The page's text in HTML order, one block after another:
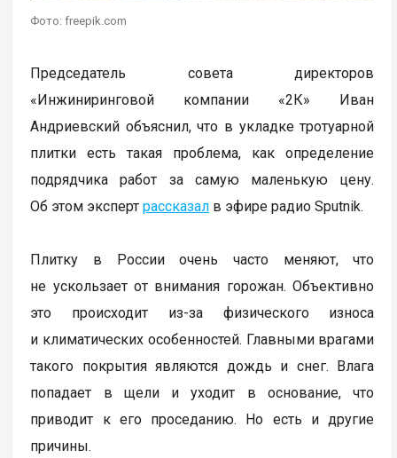
Фото: freepik.com
Председатель совета директоров
«Инжиниринговой компании «2К» Иван
Андриевский объяснил, что в укладке тротуарной
плитки есть такая проблема, как определение
подрядчика работ за самую маленькую цену.
Об этом экспертрассказал в эфире радио Sputnik.
Плитку в России очень часто меняют, что
не ускользает от внимания горожан. Объективно
это происходит из-за физического износа
и климатических особенностей. Главными врагами
такого покрытия являются дождь и снег. Влага
попадает в щели и уходит в основание, что
приводит к его проседанию. Но есть и другие
причины.